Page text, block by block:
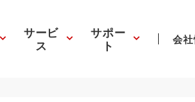
サービ
ス
サポー
ト 会